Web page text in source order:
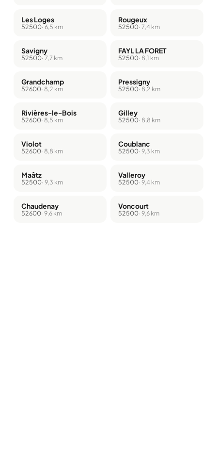
Les Loges
52500· 6,5 km
Rougeux
52500· 7,4 km
Savigny
52500· 7,7 km
FAYL LA FORET
52500· 8,1 km
Grandchamp
52600· 8,2 km
Pressigny
52500· 8,2 km
Rivières-le-Bois
52600· 8,5 km
Gilley
52500· 8,8 km
Violot
52600· 8,8 km
Coublanc
52500· 9,3 km
Maâtz
52500· 9,3 km
Valleroy
52500· 9,4 km
Chaudenay
52600· 9,6 km
Voncourt
52500· 9,6 km